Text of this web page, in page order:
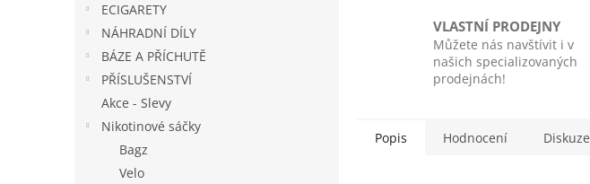
ECIGARETY
NÁHRADNÍ DÍLY
BÁZE A PŘÍCHUTĚ
PŘÍSLUŠENSTVÍ
Akce - Slevy
Nikotinové sáčky
Bagz
Velo
VLASTNÍ PRODEJNY
Můžete nás navštívit i v
našich specializovaných
prodejnách!
Popis Hodnocení Diskuze